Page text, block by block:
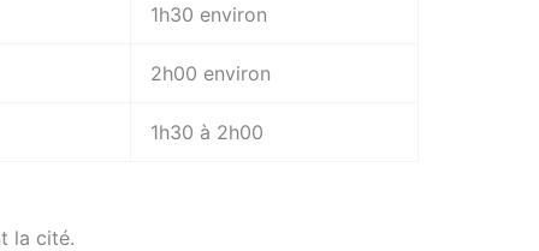
1h30 environ
2h00 environ
1h30 à 2h00
la cité.